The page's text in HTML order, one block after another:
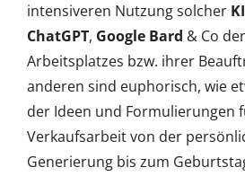
intensiveren Nutzung solcher
ChatGPT, Google Bard & Co
Arbeitsplatzes bzw. ihrer
anderen sind euphorisch, wie
der Ideen und Formulierungen
Verkaufsarbeit von der
Generierung bis zum